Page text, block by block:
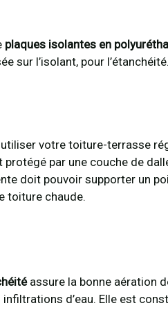
plaques isolantes en
sur l’isolant, pour l’étanchéité.
votre toiture-terrasse
protégé par une couche de
doit pouvoir supporter un
toiture chaude.
assure la bonne aération
d’eau. Elle est